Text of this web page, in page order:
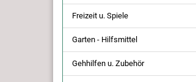
Freizeit u. Spiele
Garten - Hilfsmittel
Gehhilfen u. Zubehör